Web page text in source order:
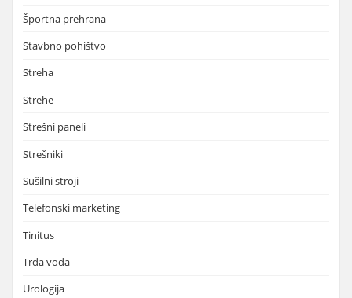
Športna prehrana
Stavbno pohištvo
Streha
Strehe
Strešni paneli
Strešniki
Sušilni stroji
Telefonski marketing
Tinitus
Trda voda
Urologija